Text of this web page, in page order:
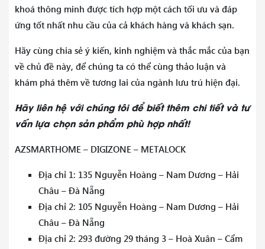
khoá thông minh được tích hợp một cách tối ưu và đáp
ứng tốt nhất nhu cầu của cả khách hàng và khách sạn.
Hãy cùng chia sẻ ý kiến, kinh nghiệm và thắc mắc của bạn
về chủ đề này, để chúng ta có thể cùng thảo luận và
khám phá thêm về tương lai của ngành lưu trú hiện đại.
Hãy liên hệ với chúng tôi để biết thêm chi tiết và tư
vấn lựa chọn sản phẩm phù hợp nhất!
AZSMARTHOME – DIGIZONE – METALOCK
Địa chỉ 1: 135 Nguyễn Hoàng – Nam Dương – Hải
Châu – Đà Nẵng
Địa chỉ 2: 105 Nguyễn Hoàng – Nam Dương – Hải
Châu – Đà Nẵng
Địa chỉ 2: 293 đường 29 tháng 3 – Hoà Xuân – Cẩm